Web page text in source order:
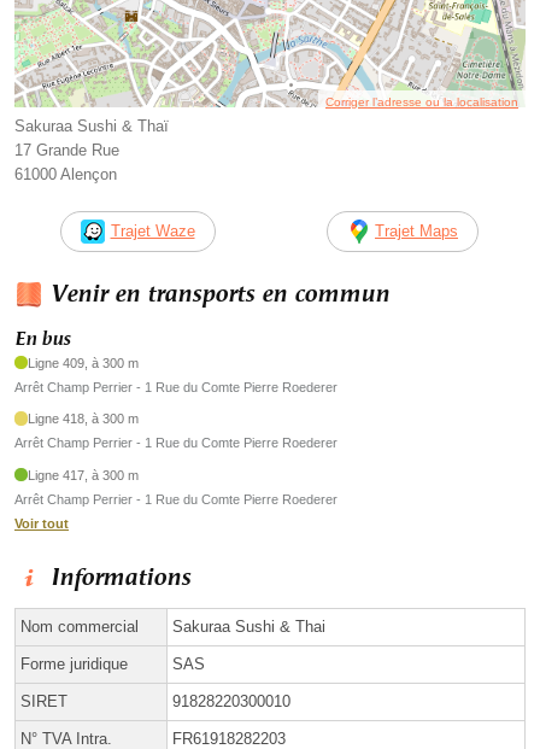
Corriger l’adresse ou la localisation
Sakuraa Sushi & Thaï
17 Grande Rue
61000 Alençon
Trajet Waze Trajet Maps
Venir en transports en commun
En bus
Ligne 409, à 300 m
Arrêt Champ Perrier - 1 Rue du Comte Pierre Roederer
Ligne 418, à 300 m
Arrêt Champ Perrier - 1 Rue du Comte Pierre Roederer
Ligne 417, à 300 m
Arrêt Champ Perrier - 1 Rue du Comte Pierre Roederer
Voir tout
Informations
Nom commercial Sakuraa Sushi & Thai
Forme juridique SAS
SIRET 91828220300010
N° TVA Intra. FR61918282203